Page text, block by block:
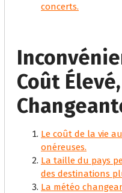
concerts.
Coût
Le coût de la vie
onéreuses.
La taille du pays
des destinations
La météo